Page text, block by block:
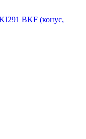
BKF (конус,